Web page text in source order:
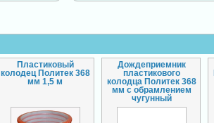
Пластиковый
колодец Политек 368
мм 1,5 м
Дождеприемник
пластикового
колодца Политек 368
мм с обрамлением
чугунный